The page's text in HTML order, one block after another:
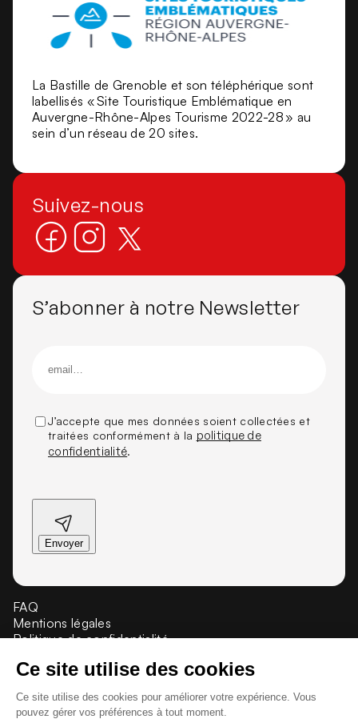
La Bastille de Grenoble et son téléphérique sont
labellisés « Site Touristique Emblématique en
Auvergne-Rhône-Alpes Tourisme 2022-28 » au
sein d’un réseau de 20 sites.
Suivez-nous
S’abonner à notre Newsletter
J’accepte que mes données soient collectées et
traitées conformément à la politique de
confidentialité.
FAQ
Mentions légales
Politique de confidentialité
Presse